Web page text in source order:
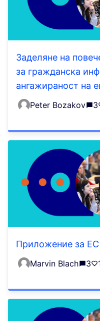
Заделяне на
за гражданска
ангажираност на
Peter Bozakov 3
Приложение за ЕС
Marvin Blach 3